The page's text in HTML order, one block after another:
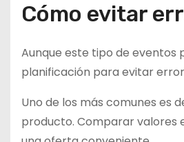
Cómo evitar
Aunque este tipo de
planificación para evitar
Uno de los más comunes es
producto. Comparar valores